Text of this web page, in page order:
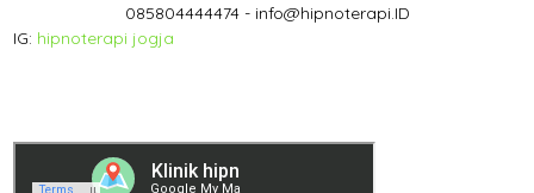
085804444474 - info@hipnoterapi.ID
IG: hipnoterapi jogja